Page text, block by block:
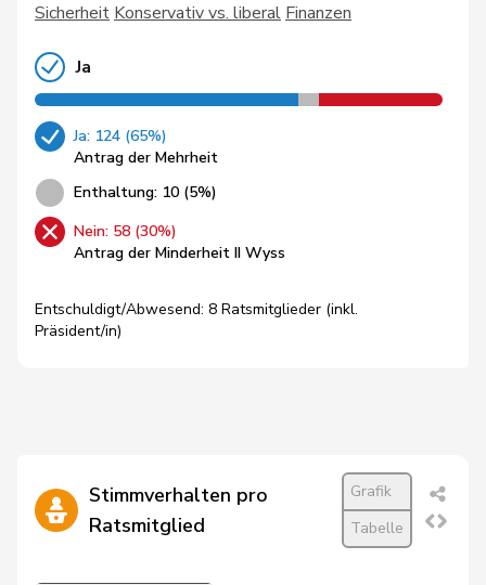
Sicherheit Konservativ vs. liberal Finanzen
Ja
Ja: 124 (65%)
Antrag der Mehrheit
Enthaltung: 10 (5%)
Nein: 58 (30%)
Antrag der Minderheit II Wyss
Entschuldigt/Abwesend: 8 Ratsmitglieder (inkl.
Präsident/in)
Stimmverhalten pro
Ratsmitglied
Grafik
Tabelle